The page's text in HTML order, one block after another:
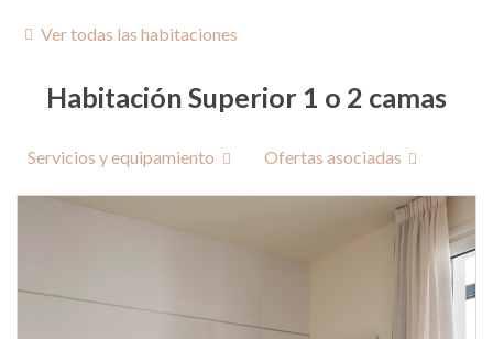
Habitación Superior 1 o 2 camas
Servicios y equipamiento Ofertas asociadas